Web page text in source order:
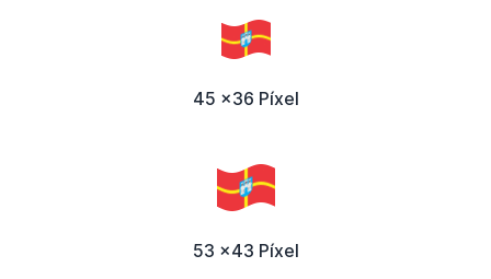
45 x36 Píxel
53 x43 Píxel